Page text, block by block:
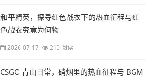
和平精英，探寻红色战衣下的热血征程与红
色战衣究竟为何物
2026-07-17 210 阅读
CSGO 青山日常，硝烟里的热血征程与 BGM